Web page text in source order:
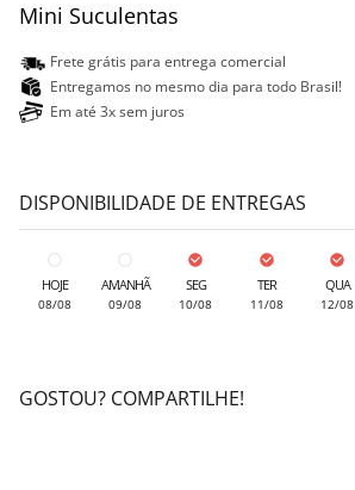
Mini Suculentas
Frete grátis para entrega comercial
Entregamos no mesmo dia para todo Brasil!
Em até 3x sem juros
DISPONIBILIDADE DE ENTREGAS
HOJE
08/08
AMANHÃ
09/08
SEG
10/08
TER
11/08
QUA
12/08
GOSTOU? COMPARTILHE!